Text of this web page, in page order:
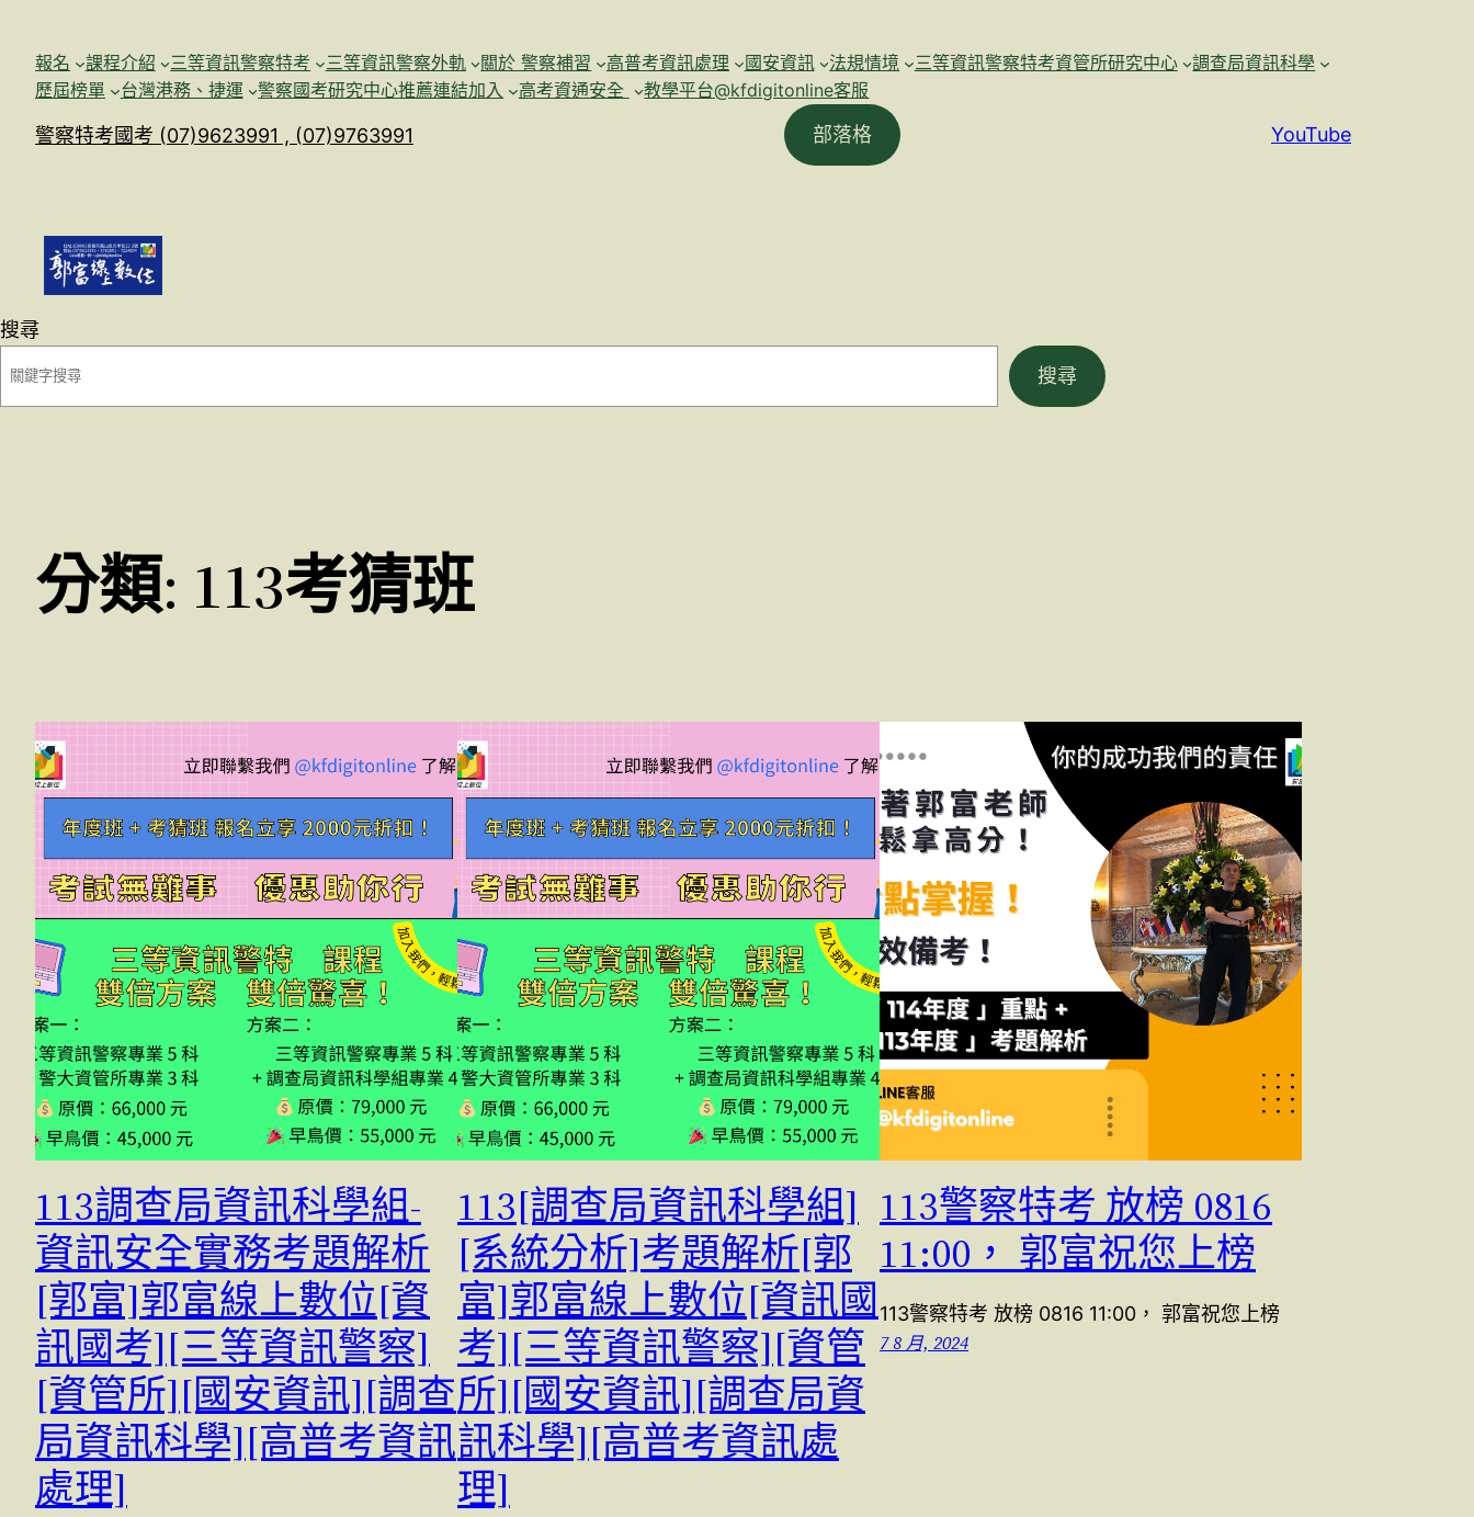
報名 課程介紹 三等資訊警察特考 三等資訊警察外軌 關於 警察補習 高普考資訊處理 國安資訊 法規情境 三等資訊警察特考資管所研究中心
調查局資訊科學
歷屆榜單
台灣港務、捷運 警察國考研究中心推薦連結加入 高考資通安全 教學平台@kfdigitonline客服
警察特考國考 (07)9623991 , (07)9763991 部落格 YouTube
搜尋
搜尋
分類: 113考猜班
113調查局資訊科學組-
資訊安全實務考題解析
[郭富]郭富線上數位[資
訊國考][三等資訊警察]
[資管所][國安資訊][調查
局資訊科學][高普考資訊
處理]
113[調查局資訊科學組]
[系統分析]考題解析[郭
富]郭富線上數位[資訊國
考][三等資訊警察][資管
所][國安資訊][調查局資
訊科學][高普考資訊處
理]
113警察特考 放榜 0816
11:00， 郭富祝您上榜
113警察特考 放榜 0816 11:00， 郭富祝您上榜
7 8 月, 2024